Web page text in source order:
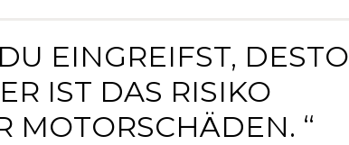
EINGREIFST, DESTO
IST DAS RISIKO
MOTORSCHÄDEN. “